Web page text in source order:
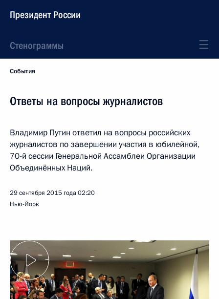
Президент России
Стенограммы
События
Ответы на вопросы журналистов
Владимир Путин ответил на вопросы российских
журналистов по завершении участия в юбилейной,
70-й сессии Генеральной Ассамблеи Организации
Объединённых Наций.
29 сентября 2015 года02:20
Нью-Йорк